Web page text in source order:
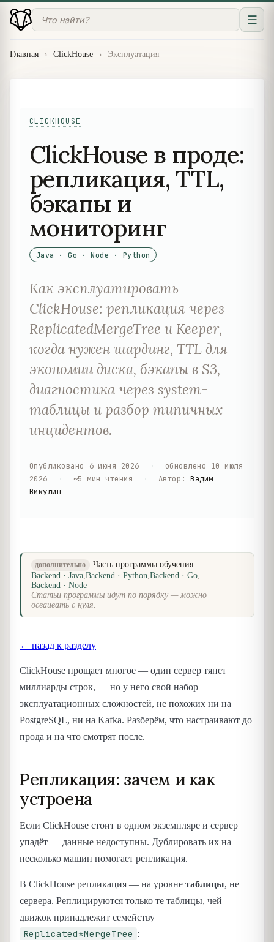
☰
Главная › ClickHouse › Эксплуатация
CLICKHOUSE
ClickHouse в проде:
репликация, TTL,
бэкапы и
мониторинг
Java · Go · Node · Python
Как эксплуатировать
ClickHouse: репликация через
ReplicatedMergeTree и Keeper,
когда нужен шардинг, TTL для
экономии диска, бэкапы в S3,
диагностика через system-
таблицы и разбор типичных
инцидентов.
Опубликовано 6 июня 2026 обновлено 10 июля
2026
~5 мин чтения Автор :Вадим
Викулин
дополнительно
Часть программы обучения:
Backend · Java,Backend · Python,Backend · Go,
Backend · Node
Статьи программы идут по порядку — можно
осваивать с нуля.
← назад к разделу
ClickHouse прощает многое — один сервер тянет
миллиарды строк, — но у него свой набор
эксплуатационных сложностей, не похожих ни на
PostgreSQL, ни на Kafka. Разберём, что настраивают до
прода и на что смотрят после.
Репликация: зачем и как
устроена
Если ClickHouse стоит в одном экземпляре и сервер
упадёт — данные недоступны. Дублировать их на
несколько машин помогает репликация.
В ClickHouse репликация — на уровне таблицы, не
сервера. Реплицируются только те таблицы, чей
движок принадлежит семейству
Replicated*MergeTree :